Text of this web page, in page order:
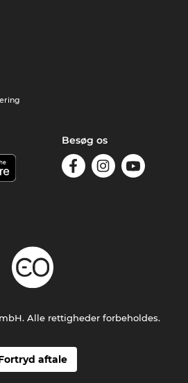
Besøg os
aftale
Alle rettigheder forbeholdes.